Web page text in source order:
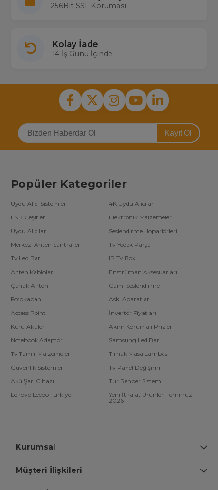
256Bit SSL Koruması
Kolay İade
14 İş Günü İçinde
Kayıt Ol
Popüler Kategoriler
Uydu Alıcı Sistemleri
4K Uydu Alıcılar
LNB Çeşitleri
Elektronik Malzemeler
Uydu Alıcılar
Seslendirme Hoparlörleri
Merkezi Anten Santralleri
Tv Yedek Parça
Tv Led Bar
IP Tv Box
Anten Kabloları
Enstrüman Aksesuarları
Çanak Anten
Cami Seslendirme
Fotokapan
Askı Aparatları
Access Point
İnvertör Fiyatları
Kuru Aküler
Akım Korumalı Prizler
Notebook Adaptör
Samsung Led Bar
Tv Tamir Malzemeleri
Tırnak Masa Lambası
Güvenlik Sistemleri
Tv Panel Değişimi
Akü Şarj Cihazı
Tur Rehber Sistemi
Lenovo Lecoo Türkiye
Yeni İthalat Ürünleri Temmuz
2026
Kurumsal
Müşteri İlişkileri